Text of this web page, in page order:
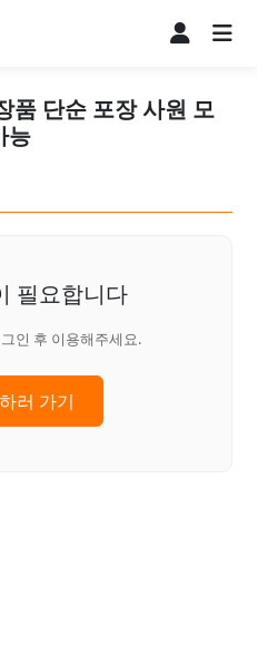
품 단순 포장 사원 모
능
필요합니다
인 후 이용해주세요.
러 가기